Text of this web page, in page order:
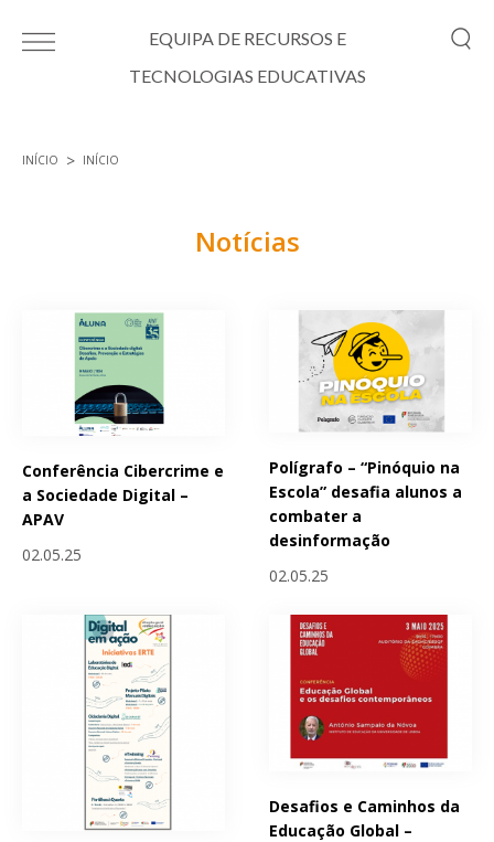
EQUIPA DE RECURSOS E
TECNOLOGIAS EDUCATIVAS
INÍCIO INÍCIO
Notícias
Conferência Cibercrime e
a Sociedade Digital –
APAV
02.05.25
Polígrafo – “Pinóquio na
Escola” desafia alunos a
combater a
desinformação
02.05.25
Desafios e Caminhos da
Educação Global –
Páginas